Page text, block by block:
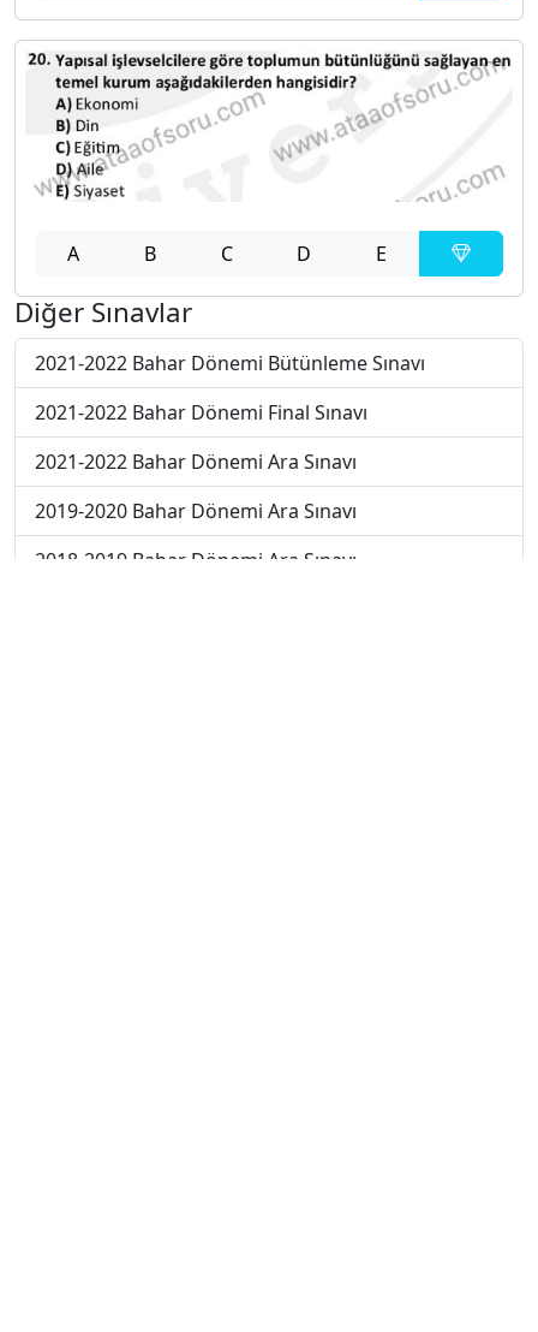
A B C D E
Diğer Sınavlar
2021-2022 Bahar Dönemi Bütünleme Sınavı
2021-2022 Bahar Dönemi Final Sınavı
2021-2022 Bahar Dönemi Ara Sınavı
2019-2020 Bahar Dönemi Ara Sınavı
2018-2019 Bahar Dönemi Ara Sınavı